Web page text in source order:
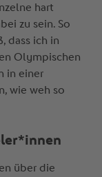
hart
zu sein. So
dass ich in
Olympischen
in einer
wie weh so
über die